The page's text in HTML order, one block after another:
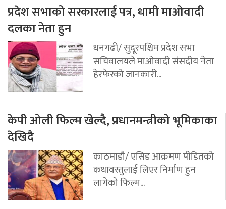
प्रदेश सभाको सरकारलाई पत्र, धामी माओवादी
दलका नेता हुन
धनगढी/ सुदूरपश्चिम प्रदेश सभा
सचिवालयले माओवादी संसदीय नेता
हेरफेरको जानकारी...
केपी ओली फिल्म खेल्दै, प्रधानमन्त्रीको भूमिकाका
देखिदै
काठमाडौ/ एसिड आक्रमण पीडितको
कथावस्तुलाई लिएर निर्माण हुन
लागेको फिल्म...